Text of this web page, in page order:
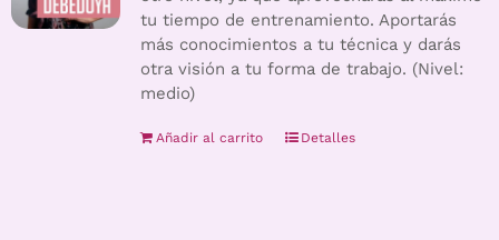
tu tiempo de entrenamiento. Aportarás
más conocimientos a tu técnica y darás
otra visión a tu forma de trabajo. (Nivel:
medio)
Añadir al carrito Detalles